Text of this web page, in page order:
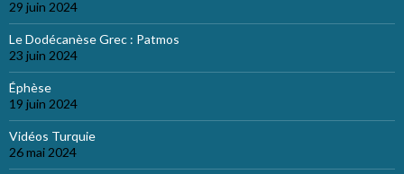
29 juin 2024
Le Dodécanèse Grec : Patmos
23 juin 2024
Éphèse
19 juin 2024
Vidéos Turquie
26 mai 2024